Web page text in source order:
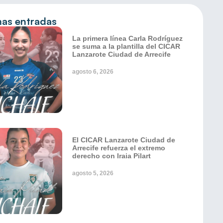
entradas
La primera línea Carla Rodríguez
se suma a la plantilla del CICAR
Lanzarote Ciudad de Arrecife
agosto 6, 2026
El CICAR Lanzarote Ciudad de
Arrecife refuerza el extremo
derecho con Iraia Pilart
agosto 5, 2026